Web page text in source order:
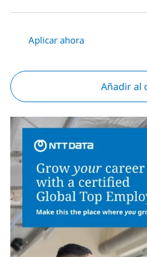
Aplicar ahora
Añadir al